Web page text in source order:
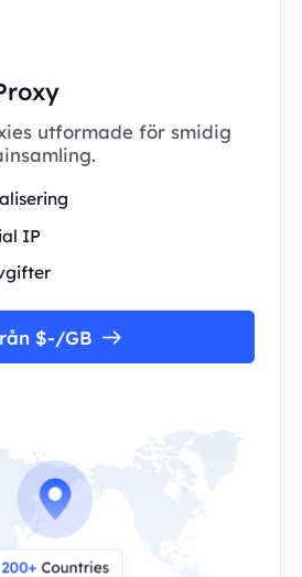
utformade för smidig
IP
$-/GB